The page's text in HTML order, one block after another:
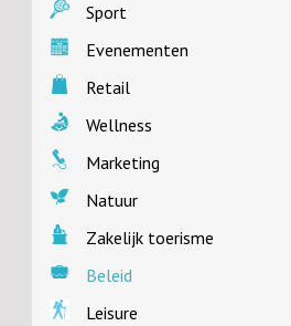
Sport
Evenementen
Retail
Wellness
Marketing
Natuur
Zakelijk toerisme
Beleid
Leisure